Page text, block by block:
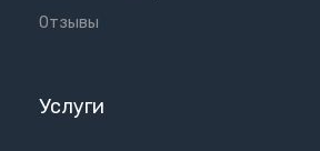
Отзывы
Услуги